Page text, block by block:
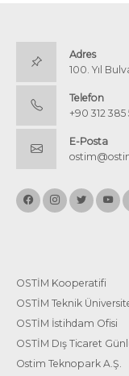
Adres
100. Yıl
Telefon
+90 312
E-Posta
OSTİM Kooperatifi
OSTİM Teknik
OSTİM İstihdam Ofisi
OSTİM Dış Ticaret
Ostim Teknopark A.Ş.